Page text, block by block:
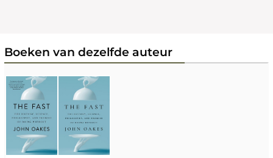
Boeken van dezelfde auteur